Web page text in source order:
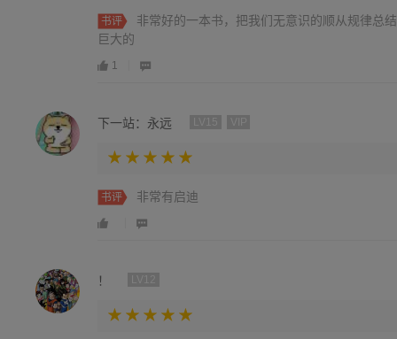
书评
非常好的一本书，把我们无意识的顺从规律总
巨大的
1
下一站：永远
书评 非常有启迪
！